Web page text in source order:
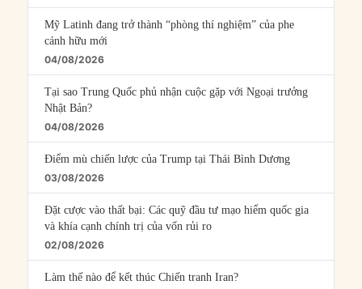
Mỹ Latinh đang trở thành “phòng thí nghiệm” của phe
cánh hữu mới
04/08/2026
Tại sao Trung Quốc phủ nhận cuộc gặp với Ngoại trưởng
Nhật Bản?
04/08/2026
Điểm mù chiến lược của Trump tại Thái Bình Dương
03/08/2026
Đặt cược vào thất bại: Các quỹ đầu tư mạo hiểm quốc gia
và khía cạnh chính trị của vốn rủi ro
02/08/2026
Làm thế nào để kết thúc Chiến tranh Iran?